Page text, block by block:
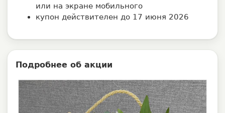
или на экране мобильного
купон действителен до 17 июня 2026
Подробнее об акции